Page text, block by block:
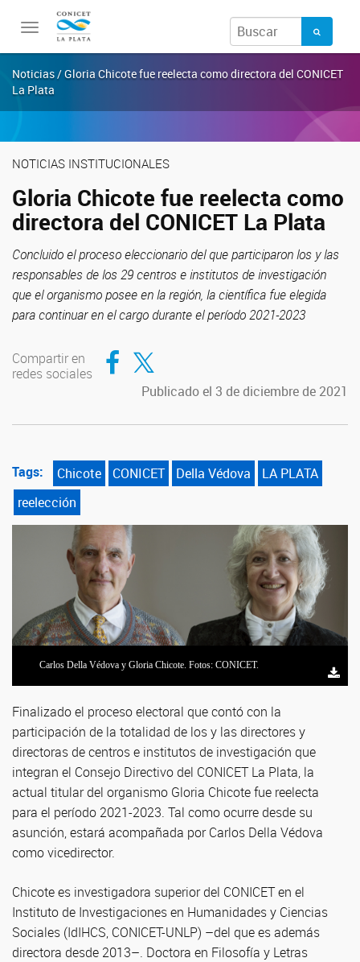
Toggle
navigation
Noticias / Gloria Chicote fue reelecta como directora del CONICET
La Plata
NOTICIAS INSTITUCIONALES
Gloria Chicote fue reelecta como
directora del CONICET La Plata
Concluido el proceso eleccionario del que participaron los y las
responsables de los 29 centros e institutos de investigación
que el organismo posee en la región, la científica fue elegida
para continuar en el cargo durante el período 2021-2023
Compartir en
redes sociales
Compartir en Facebook
Compartir en Twitter
Publicado el 3 de diciembre de 2021
Tags: Chicote CONICET Della Védova
LA PLATA
reelección
Carlos Della Védova y Gloria Chicote. Fotos: CONICET.
Finalizado el proceso electoral que contó con la
participación de la totalidad de los y las directores y
directoras de centros e institutos de investigación que
integran el Consejo Directivo del CONICET La Plata, la
actual titular del organismo Gloria Chicote fue reelecta
para el período 2021-2023. Tal como ocurre desde su
asunción, estará acompañada por Carlos Della Védova
como vicedirector.
Chicote es investigadora superior del CONICET en el
Instituto de Investigaciones en Humanidades y Ciencias
Sociales (IdIHCS, CONICET-UNLP) –del que es además
directora desde 2013–. Doctora en Filosofía y Letras